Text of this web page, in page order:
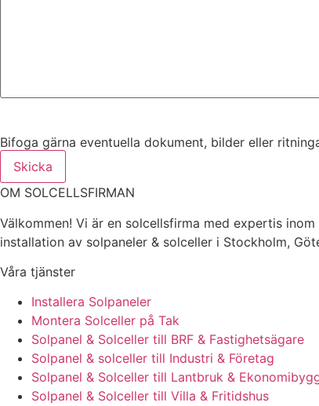
Bifoga gärna eventuella dokument, bilder eller
Skicka
OM SOLCELLSFIRMAN
Välkommen! Vi är en solcellsfirma med expertis
installation av solpaneler & solceller i Stockholm,
Våra tjänster
Installera Solpaneler
Montera Solceller på Tak
Solpanel & Solceller till BRF & Fastighetsägare
Solpanel & solceller till Industri & Företag
Solpanel & Solceller till Lantbruk &
Solpanel & Solceller till Villa & Fritidshus